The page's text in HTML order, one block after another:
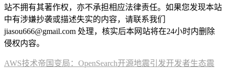
站不拥有其著作权，亦不承担相应法律责任。如果您发现本站
中有涉嫌抄袭或描述失实的内容，请联系我们
jiasou666@gmail.com 处理，核实后本网站将在24小时内删除
侵权内容。
AWS技术帝国变局：OpenSearch开源地震引发开发者生态震